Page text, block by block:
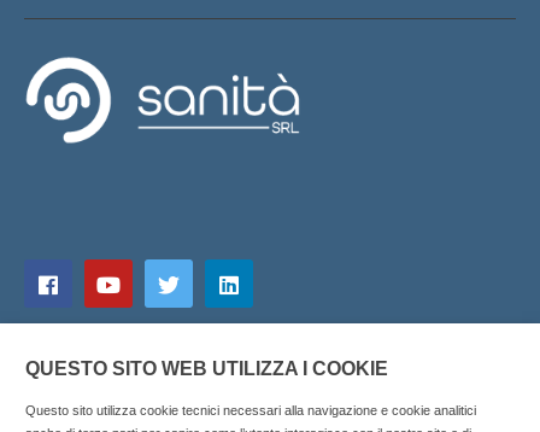
QUESTO SITO WEB UTILIZZA I COOKIE
Questo sito utilizza cookie tecnici necessari alla navigazione e cookie analitici